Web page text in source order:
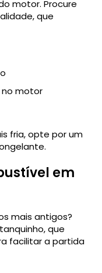
motor. Procure
que
motor
fria, opte por um
em
mais antigos?
que
facilitar a partida